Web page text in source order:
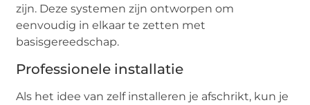
zijn. Deze systemen zijn ontworpen om
eenvoudig in elkaar te zetten met
basisgereedschap.
Professionele installatie
Als het idee van zelf installeren je afschrikt, kun je